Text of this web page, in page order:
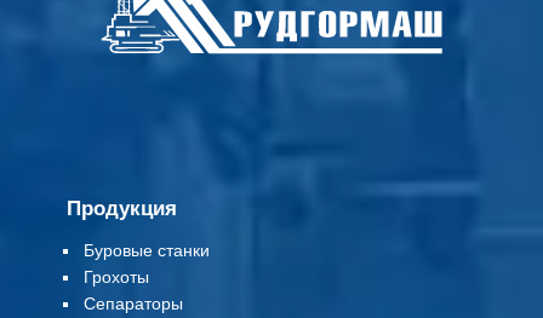
Продукция
Буровые станки
Грохоты
Сепараторы